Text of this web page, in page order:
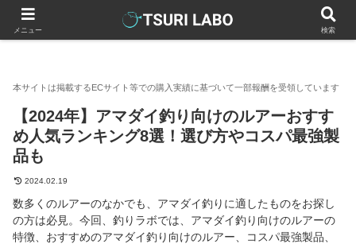
釣りラボマガジン 釣具（釣り道具） ルアー 【2024年】
【2024年】アマダイ釣り向けのルアーおすす
め人気ランキング8選！選び方やコスパ最強製
品も
2024.02.19
数多くのルアーのなかでも、アマダイ釣りに適したものをお探し
の方は必見。今回、釣りラボでは、アマダイ釣り向けのルアーの
特徴、おすすめのアマダイ釣り向けのルアー、コスパ最強製品、
メニュー 検索